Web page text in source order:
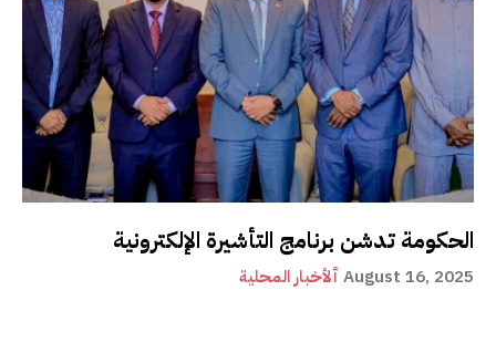
الحكومة تدشن برنامج التأشيرة الإلكترونية
ألأخبار المحلية August 16, 2025